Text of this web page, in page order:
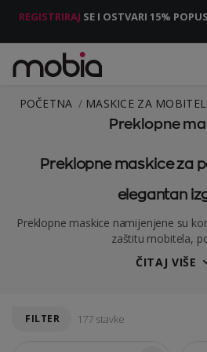
REGISTRIRAJ SE I OSTVARI 15%
POČETNA MASKICE ZA MOBITEL
Preklopne
Preklopne maskice za
elegantan
Preklopne maskice namijenjene su
zaštitu mobitela,
ČITAJ VIŠE
FILTER 177 stavke